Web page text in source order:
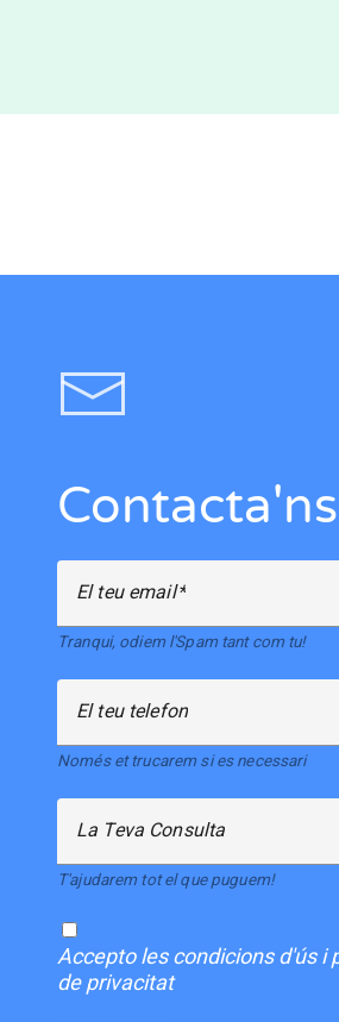
Contacta'ns
El teu email
Tranqui, odiem l'Spam tant com tu!
El teu telefon
Només et trucarem si es necessari
La Teva Consulta
T'ajudarem tot el que puguem!
Acceptoles condicions d'ús i
de privacitat